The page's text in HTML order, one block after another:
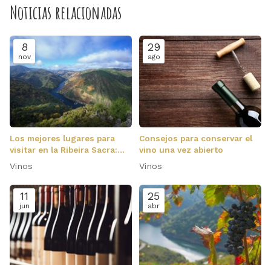
Noticias relacionadas
8
nov
Los mejores lugares para
visitar en la Ribeira Sacra:
monasterios, miradores,
Vinos
29
ago
Consejos para conservar el
vino una vez abierto
Vinos
11
jun
25
abr